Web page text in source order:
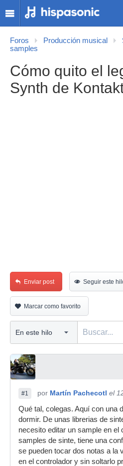
Foros Producción musical
samples
Cómo quito el
Synth de
Enviar post Seguir este
Marcar como favorito
#1 por Martín Pachecotl el
Qué tal, colegas. Aquí con una
dormir. De unas librerias de
necesito editar un sample en el
samples de sinte, tiene una
se pueden tocar dos notas a la
en el controlador y sin soltarlo